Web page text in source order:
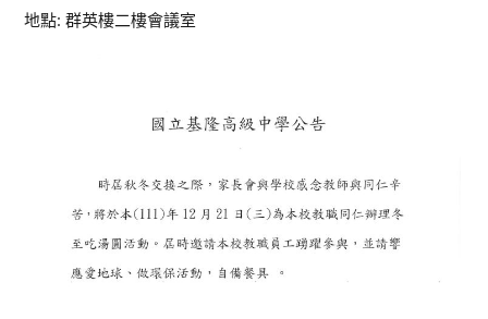
地點: 群英樓二樓會議室